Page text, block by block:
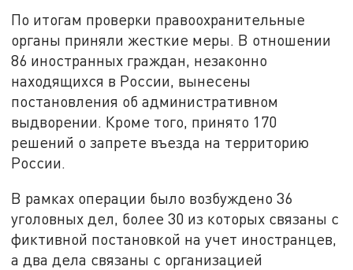
По итогам проверки правоохранительные
органы приняли жесткие меры. В отношении
86 иностранных граждан, незаконно
находящихся в России, вынесены
постановления об административном
выдворении. Кроме того, принято 170
решений о запрете въезда на территорию
России.
В рамках операции было возбуждено 36
уголовных дел, более 30 из которых связаны с
фиктивной постановкой на учет иностранцев,
а два дела связаны с организацией